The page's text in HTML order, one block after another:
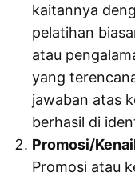
kaitannya
pelatihan
atau
yang
jawaban atas
berhasil di
Promosi/
Promosi atau